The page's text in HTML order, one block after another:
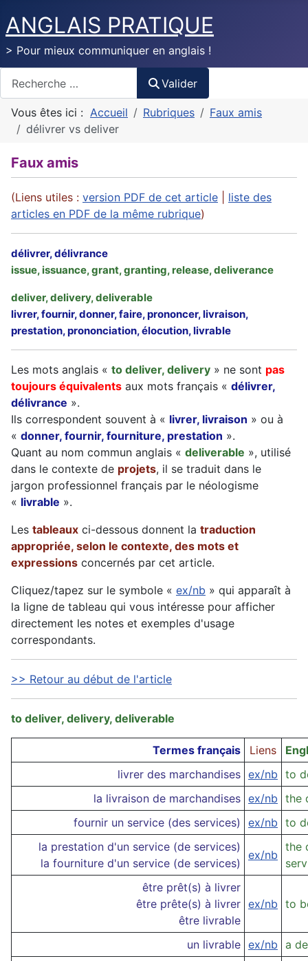
ANGLAIS PRATIQUE
> Pour mieux communiquer en anglais !
Valider
Vous êtes ici : Accueil Rubriques
Faux amis
délivrer vs deliver
Faux amis
(Liens utiles : version PDF de cet article
liste des
articles en PDF de la même rubrique)
délivrer, délivrance
issue, issuance, grant, granting, release, deliverance
deliver, delivery, deliverable
livrer, fournir, donner, faire, prononcer, livraison,
prestation, prononciation, élocution, livrable
Les mots anglais « to deliver, delivery » ne sont pas
toujours équivalents aux mots français « délivrer,
délivrance ».
Ils correspondent souvent à « livrer, livraison » ou à
« donner, fournir, fourniture, prestation ».
Quant au nom commun anglais « deliverable », utilisé
dans le contexte de projets, il se traduit dans le
jargon professionnel français par le néologisme
« livrable ».
Les tableaux ci-dessous donnent la traduction
appropriée, selon le contexte, des mots et
expressions concernés par cet article.
Cliquez/tapez sur le symbole « ex/nb » qui apparaît à
la ligne de tableau qui vous intéresse pour afficher
directement les notes et exemples d'usage
correspondants.
>> Retour au début de l'article
to deliver, delivery, deliverable
Termes français Liens
livrer des marchandises ex/nb to
la livraison de marchandises ex/nb the
fournir un service (des services)
ex/nb to
la prestation d'un service (de services)
la fourniture d'un service (de services)
ex/nb
the
être prêt(s) à livrer
être prête(s) à livrer
être livrable
ex/nb to
un livrable ex/nb a